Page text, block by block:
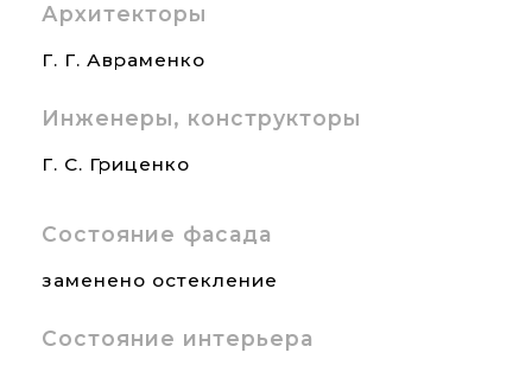
Архитекторы
Г. Г. Авраменко
Инженеры, конструкторы
Г. С. Гриценко
Состояние фасада
заменено остекление
Состояние интерьера